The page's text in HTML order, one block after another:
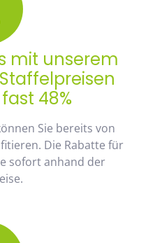
mit unserem
48%
Sie bereits von
Die Rabatte für
sofort anhand der